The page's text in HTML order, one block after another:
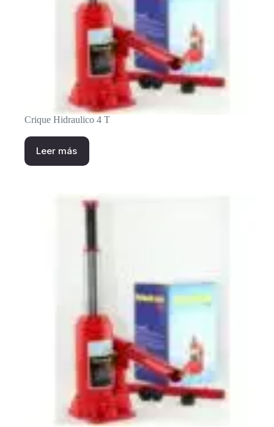
Crique Hidraulico 4 T
Leer más